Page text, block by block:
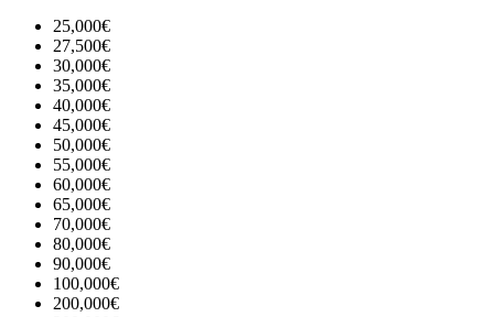
25,000€
27,500€
30,000€
35,000€
40,000€
45,000€
50,000€
55,000€
60,000€
65,000€
70,000€
80,000€
90,000€
100,000€
200,000€